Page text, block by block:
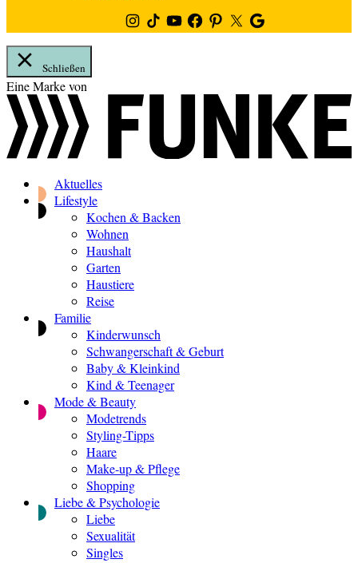
Instagram
TikTokYoutubeFacebook
PinterestTwitterGoogle
News
Schließen
Zum
Inhalt
springen
Eine Marke von
Aktuelles
Lifestyle
Kochen & Backen
Wohnen
Haushalt
Garten
Haustiere
Reise
Familie
Kinderwunsch
Schwangerschaft & Geburt
Baby & Kleinkind
Kind & Teenager
Mode & Beauty
Modetrends
Styling-Tipps
Haare
Make-up & Pflege
Shopping
Liebe & Psychologie
Liebe
Sexualität
Singles